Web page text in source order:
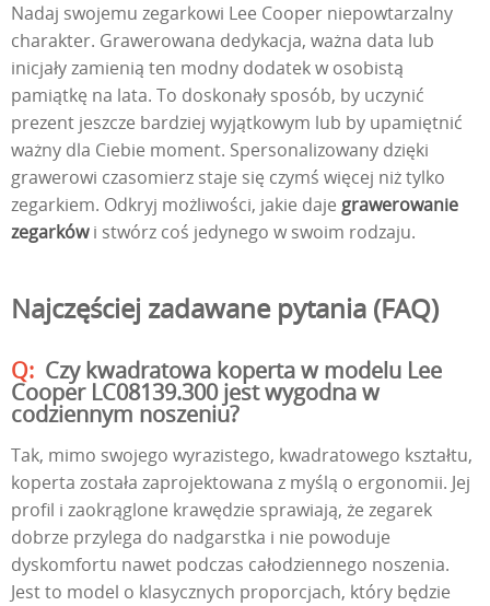
Nadaj swojemu zegarkowi Lee Cooper niepowtarzalny
charakter. Grawerowana dedykacja, ważna data lub
inicjały zamienią ten modny dodatek w osobistą
pamiątkę na lata. To doskonały sposób, by uczynić
prezent jeszcze bardziej wyjątkowym lub by upamiętnić
ważny dla Ciebie moment. Spersonalizowany dzięki
grawerowi czasomierz staje się czymś więcej niż tylko
zegarkiem. Odkryj możliwości, jakie daje grawerowanie
zegarkówi stwórz coś jedynego w swoim rodzaju.
Najczęściej zadawane pytania (FAQ)
Czy kwadratowa koperta w modelu Lee
Cooper LC08139.300 jest wygodna w
codziennym noszeniu?
Tak, mimo swojego wyrazistego, kwadratowego kształtu,
koperta została zaprojektowana z myślą o ergonomii. Jej
profil i zaokrąglone krawędzie sprawiają, że zegarek
dobrze przylega do nadgarstka i nie powoduje
dyskomfortu nawet podczas całodziennego noszenia.
Jest to model o klasycznych proporcjach, który będzie